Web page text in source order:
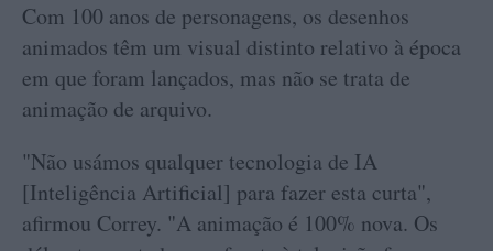
Com 100 anos de personagens, os desenhos
animados têm um visual distinto relativo à época
em que foram lançados, mas não se trata de
animação de arquivo.
"Não usámos qualquer tecnologia de IA
[Inteligência Artificial] para fazer esta curta",
afirmou Correy. "A animação é 100% nova. Os